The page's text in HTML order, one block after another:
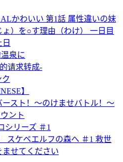
かわいい 第1話 属性違いの妹
ょ）を○す理由（わけ） 一日目
泉に
请求转成-
】
ースト！～のけませバトル！～
ント
シリーズ ＃1
スケベエルフの森へ ＃1 救世
せてください